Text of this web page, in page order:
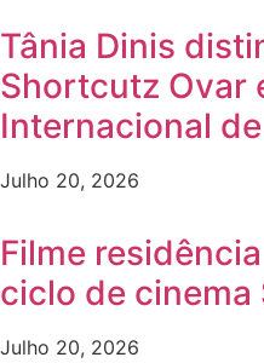
Tânia Dinis
Shortcutz Ovar
Internacional
Julho 20, 2026
Filme
ciclo de cinema
Julho 20, 2026